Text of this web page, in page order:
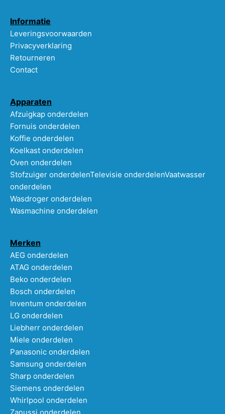
Informatie
Leveringsvoorwaarden
Privacyverklaring
Retourneren
Contact
Apparaten
Afzuigkap onderdelen
Fornuis onderdelen
Koffie onderdelen
Koelkast onderdelen
Oven onderdelen
Stofzuiger onderdelenTelevisie onderdelenVaatwasser
onderdelen
Wasdroger onderdelen
Wasmachine onderdelen
Merken
AEG onderdelen
ATAG onderdelen
Beko onderdelen
Bosch onderdelen
Inventum onderdelen
LG onderdelen
Liebherr onderdelen
Miele onderdelen
Panasonic onderdelen
Samsung onderdelen
Sharp onderdelen
Siemens onderdelen
Whirlpool onderdelen